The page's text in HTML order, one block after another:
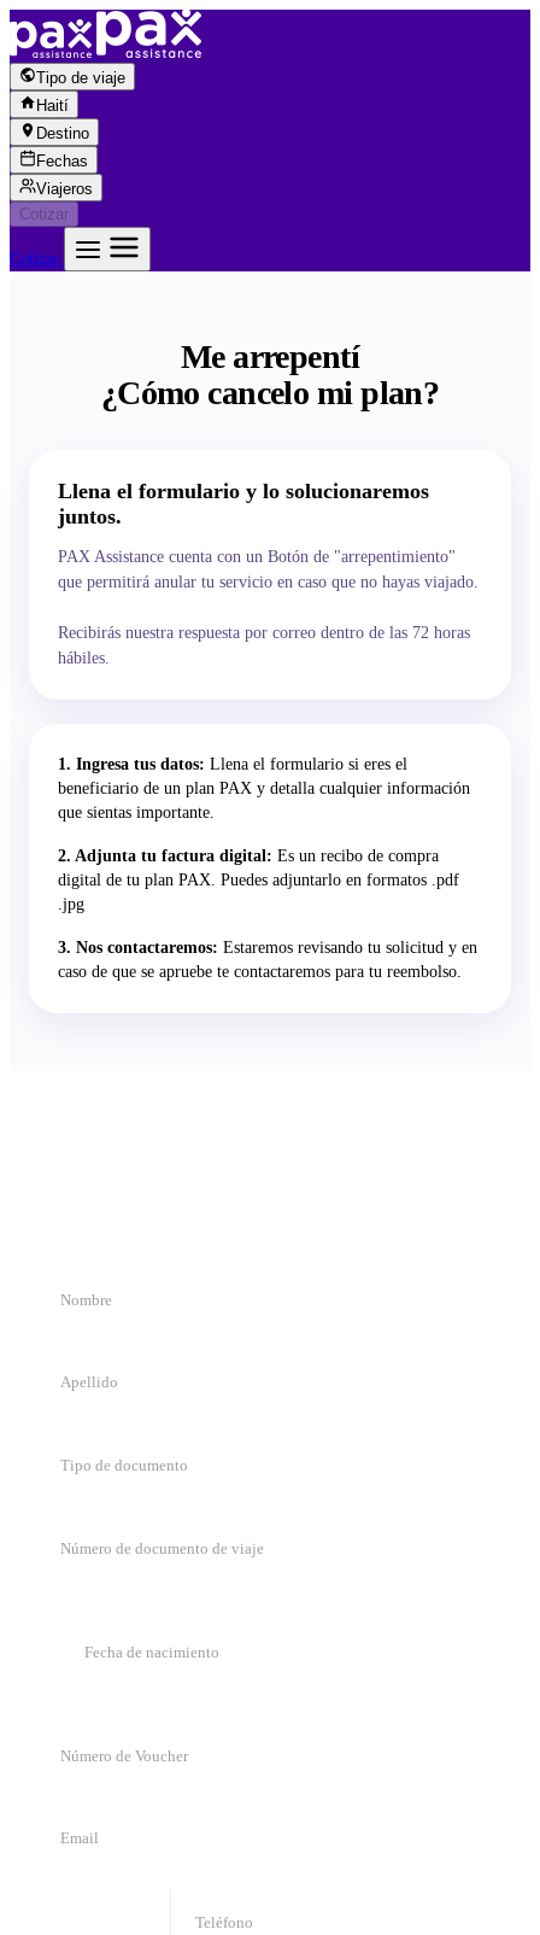
Saltar al contenido
Tipo de viaje
Haití
Destino
Fechas
Viajeros
Cotizar
Cotizar
Me arrepentí
¿Cómo cancelo mi plan?
Llena el formulario y lo solucionaremos
juntos.
PAX Assistance cuenta con un Botón de "arrepentimiento"
que permitirá anular tu servicio en caso que no hayas viajado.
Recibirás nuestra respuesta por correo dentro de las 72 horas
hábiles.
1. Ingresa tus datos: Llena el formulario si eres el
beneficiario de un plan PAX y detalla cualquier información
que sientas importante.
2. Adjunta tu factura digital: Es un recibo de compra
digital de tu plan PAX. Puedes adjuntarlo en formatos .pdf
.jpg
3. Nos contactaremos: Estaremos revisando tu solicitud y en
caso de que se apruebe te contactaremos para tu reembolso.
Tipo de documento